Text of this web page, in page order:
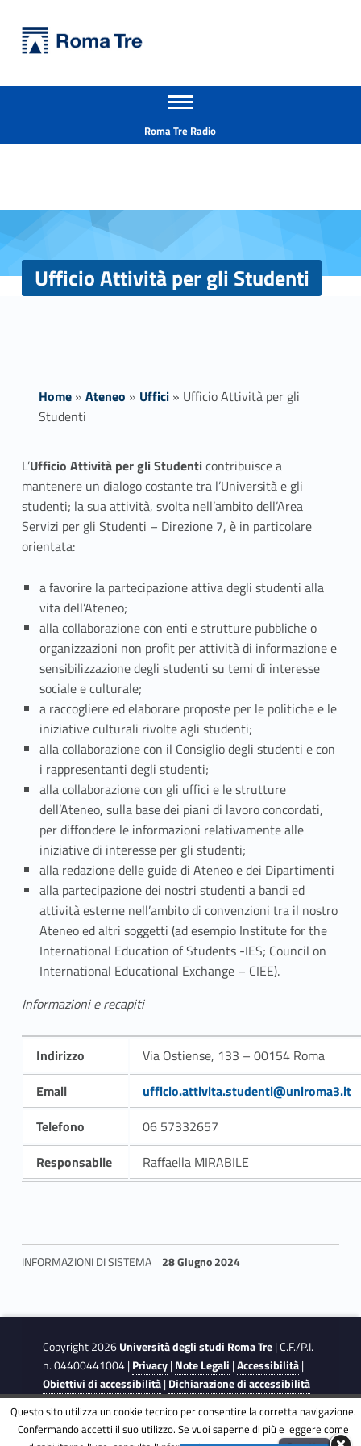
Ufficio Attività per gli Studenti - Università Roma Tre
Apri il menu secondario
Roma Tre Radio
Ufficio Attività per gli Studenti
Home» Ateneo » Uffici» Ufficio Attività per gli
Studenti
U
f
f
c
i
A
t
i
i
t
e
r
g
l
i
S
t
d
e
n
L’Ufficio Attività per gli Studenticontribuisce a
mantenere un dialogo costante tra l’Università e gli
studenti; la sua attività, svolta nell’ambito dell’Area
Servizi per gli Studenti – Direzione 7, è in particolare
orientata:
a favorire la partecipazione attiva degli studenti alla
vita dell’Ateneo;
alla collaborazione con enti e strutture pubbliche o
organizzazioni non profit per attività di informazione e
sensibilizzazione degli studenti su temi di interesse
sociale e culturale;
a raccogliere ed elaborare proposte per le politiche e le
iniziative culturali rivolte agli studenti;
alla collaborazione con il Consiglio degli studenti e con
i rappresentanti degli studenti;
alla collaborazione con gli uffici e le strutture
dell’Ateneo, sulla base dei piani di lavoro concordati,
per diffondere le informazioni relativamente alle
iniziative di interesse per gli studenti;
alla redazione delle guide di Ateneo e dei Dipartimenti
alla partecipazione dei nostri studenti a bandi ed
attività esterne nell’ambito di convenzioni tra il nostro
Ateneo ed altri soggetti (ad esempio Institute for the
International Education of Students -IES; Council on
International Educational Exchange – CIEE).
Informazioni e recapiti
Indirizzo
Via Ostiense, 133 – 00154 Roma
Email
Link identifier #identifier__33975-1
ufficio.attivita.studenti@uniroma3.it
Telefono
06 57332657
Responsabile
Raffaella MIRABILE
INFORMAZIONI DI SISTEMA 28 Giugno 2024
Copyright 2026Università degli studi Roma Tre| C.F./P.I.
n. 04400441004 |Privacy|Note Legali |Accessibilità|
Obiettivi di accessibilità|Dichiarazione di accessibilità
This site is protected by reCAPTCHA and the Google Privacy
Questo sito utilizza un cookie tecnico per consentire la corretta navigazione.
Confermando accetti il suo utilizzo. Se vuoi saperne di più e leggere come